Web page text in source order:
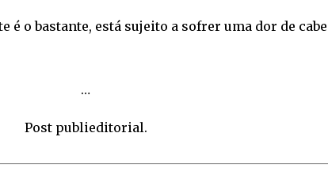
é o bastante, está sujeito a sofrer uma dor de
…
Post publieditorial.